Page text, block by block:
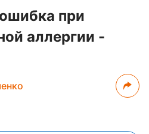
при
аллергии -